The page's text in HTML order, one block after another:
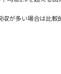
収が多い場合は比較